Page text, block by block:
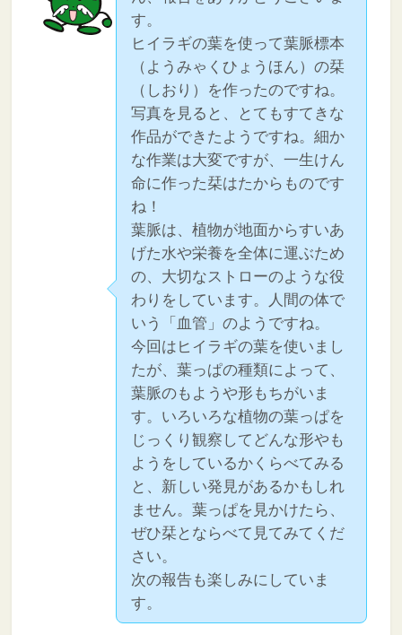
す。
ヒイラギの葉を使って葉脈標本
（ようみゃくひょうほん）の栞
（しおり）を作ったのですね。
写真を見ると、とてもすてきな
作品ができたようですね。細か
な作業は大変ですが、一生けん
命に作った栞はたからものです
ね！
葉脈は、植物が地面からすいあ
げた水や栄養を全体に運ぶため
の、大切なストローのような役
わりをしています。人間の体で
いう「血管」のようですね。
今回はヒイラギの葉を使いまし
たが、葉っぱの種類によって、
葉脈のもようや形もちがいま
す。いろいろな植物の葉っぱを
じっくり観察してどんな形やも
ようをしているかくらべてみる
と、新しい発見があるかもしれ
ません。葉っぱを見かけたら、
ぜひ栞とならべて見てみてくだ
さい。
次の報告も楽しみにしていま
す。